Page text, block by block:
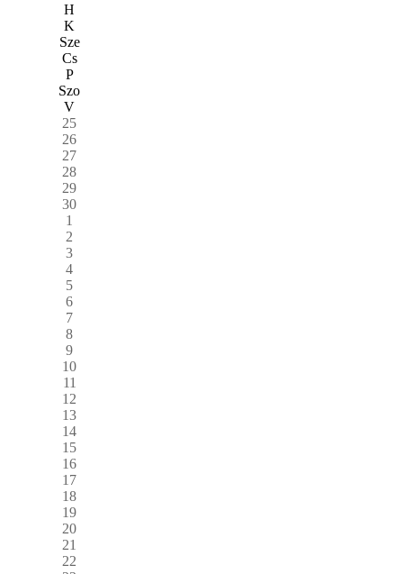
H
K
Sze
Cs
P
Szo
V
25
26
27
28
29
30
1
2
3
4
5
6
7
8
9
10
11
12
13
14
15
16
17
18
19
20
21
22